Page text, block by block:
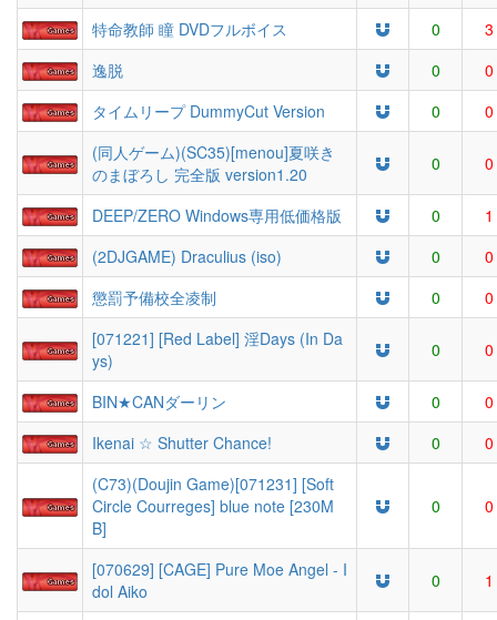
特命教師 瞳 DVDフルボイス
0
3
逸脱
0
0
タイムリープ DummyCut Version
0
0
(同人ゲーム)(SC35)[menou]夏咲き
のまぼろし 完全版 version1.20
0 0
DEEP/ZERO Windows専用低価格版 0
1
(2DJGAME) Draculius (iso)
0
0
懲罰予備校全凌制
0
0
[071221] [Red Label] 淫Days (In Da
ys)
0 0
BIN★CANダーリン 0
0
Ikenai ☆ Shutter Chance!
0
0
(C73)(Doujin Game)[071231] [Soft
Circle Courreges] blue note [230M
B]
0 0
[070629] [CAGE] Pure Moe Angel - I
dol Aiko
0 1